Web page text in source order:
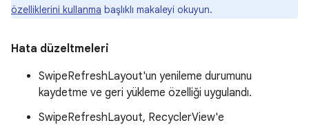
özelliklerini kullanma başlıklı makaleyi okuyun.
Hata düzeltmeleri
SwipeRefreshLayout'un yenileme durumunu
kaydetme ve geri yükleme özelliği uygulandı.
SwipeRefreshLayout, RecyclerView'e